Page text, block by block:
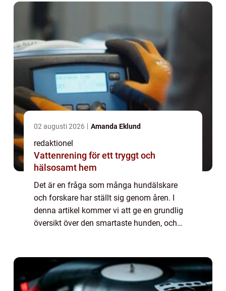
02 augusti 2026 Amanda Eklund
redaktionel
Vattenrening för ett tryggt och
hälsosamt hem
Det är en fråga som många hundälskare
och forskare har ställt sig genom åren. I
denna artikel kommer vi att ge en grundlig
översikt över den smartaste hunden, och
de po...